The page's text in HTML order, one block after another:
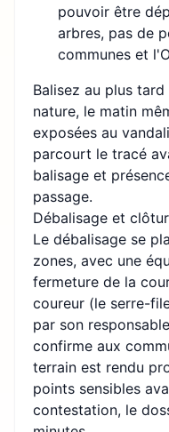
pouvoir être
arbres, pas de
communes et
Balisez au plus
nature, le matin
exposées au
parcourt le tracé
balisage et
passage.
Débalisage et
Le débalisage se
zones, avec une
fermeture de la
coureur (le serre-
par son
confirme aux
terrain est rendu
points sensibles
contestation, le